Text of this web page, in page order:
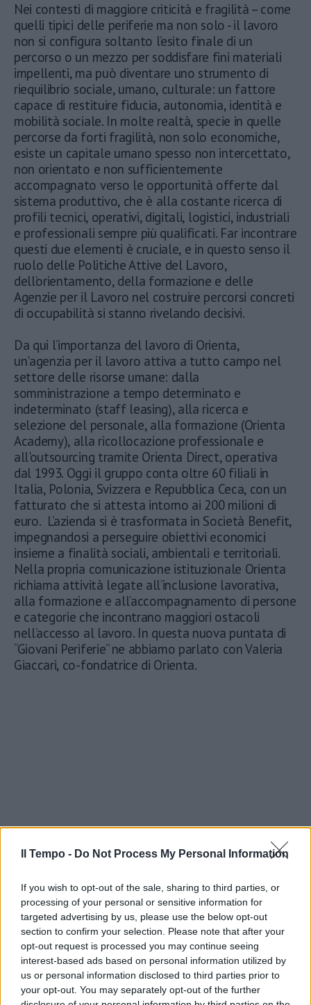
Il Tempo - Do Not Process My Personal Information
If you wish to opt-out of the sale, sharing to third parties, or
processing of your personal or sensitive information for
targeted advertising by us, please use the below opt-out
section to confirm your selection. Please note that after your
opt-out request is processed you may continue seeing
interest-based ads based on personal information utilized by
us or personal information disclosed to third parties prior to
your opt-out. You may separately opt-out of the further
Nei contesti di maggiore criticità e fragilità – come
quelli tipici delle periferie ma non solo - il lavoro
non si configura soltanto l’esito finale di un
percorso o un mezzo per soddisfare fini materiali
impellenti, ma può diventare uno strumento di
riequilibrio sociale, umano, culturale: un fattore
capace di restituire fiducia, autonomia, identità e
mobilità sociale. In molte realtà, specie in quelle
percorse da forti fragilità, non solo economiche,
esiste un capitale umano spesso non intercettato,
non orientato e non sufficientemente
accompagnato verso le opportunità offerte dal
sistema produttivo, che è alla costante ricerca di
profili tecnici, operativi, digitali, logistici, industriali
e professionali sempre più qualificati. Far incontrare
questi due elementi è cruciale, e in questo senso il
ruolo delle Politiche Attive del Lavoro,
dell’orientamento, della formazione e delle
Agenzie per il Lavoro nel costruire percorsi concreti
di occupabilità si stanno rivelando decisivi.
Da qui l’importanza del lavoro di Orienta,
un'agenzia per il lavoro attiva a tutto campo nel
settore delle risorse umane: dalla
somministrazione a tempo determinato e
indeterminato (staff leasing), alla ricerca e
selezione del personale, alla formazione (Orienta
Academy), alla ricollocazione professionale e
all'outsourcing tramite Orienta Direct, operativa
dal 1993. Oggi il gruppo conta oltre 60 filiali in
Italia, Polonia, Svizzera e Repubblica Ceca, con un
fatturato che si attesta intorno ai 200 milioni di
euro. L’azienda si è trasformata in Società Benefit,
impegnandosi a perseguire obiettivi economici
insieme a finalità sociali, ambientali e territoriali.
Nella propria comunicazione istituzionale Orienta
richiama attività legate all’inclusione lavorativa,
alla formazione e all’accompagnamento di persone
e categorie che incontrano maggiori ostacoli
nell’accesso al lavoro. In questa nuova puntata di
“Giovani Periferie” ne abbiamo parlato con Valeria
Giaccari, co-fondatrice di Orienta.